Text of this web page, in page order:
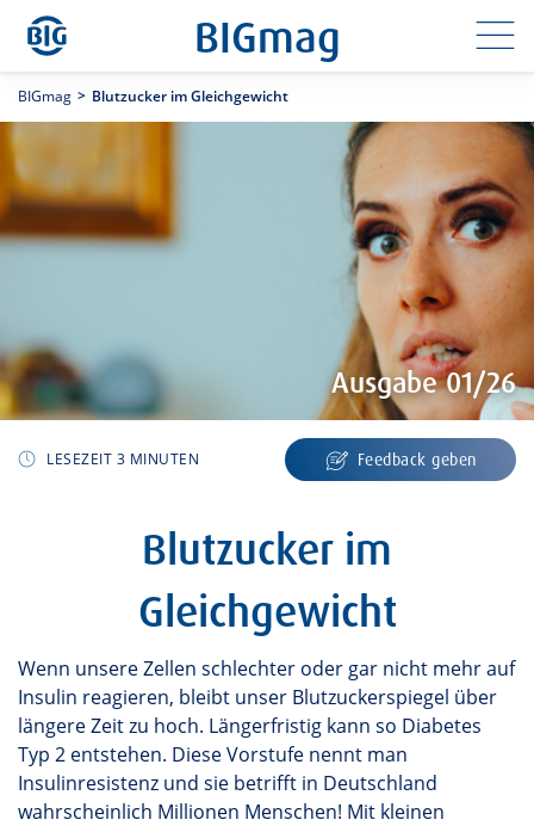
zum
BIGmag
BIGmag Blutzucker im Gleichgewicht
Ausgabe 01/26
LESEZEIT 3 MINUTEN Feedback geben
Blutzucker im
Gleichgewicht
Wenn unsere Zellen schlechter oder gar nicht mehr auf
Insulin reagieren, bleibt unser Blutzuckerspiegel über
längere Zeit zu hoch. Längerfristig kann so Diabetes
Typ 2 entstehen. Diese Vorstufe nennt man
Insulinresistenz und sie betrifft in Deutschland
wahrscheinlich Millionen Menschen! Mit kleinen